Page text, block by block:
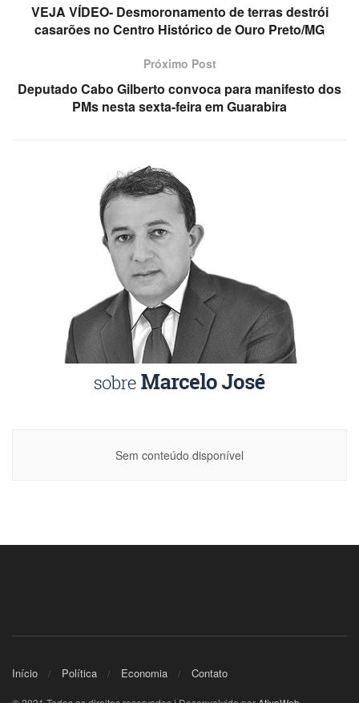
VEJA VÍDEO- Desmoronamento de terras destrói
casarões no Centro Histórico de Ouro Preto/MG
Próximo Post
Deputado Cabo Gilberto convoca para manifesto dos
PMs nesta sexta-feira em Guarabira
Sem conteúdo disponível
Início Política Economia Contato